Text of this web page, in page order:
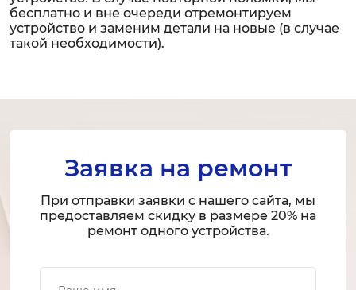
бесплатно и вне очереди отремонтируем
устройство и заменим детали на новые (в случае
такой необходимости).
Заявка на ремонт
При отправки заявки с нашего сайта, мы
предоставляем скидку в размере 20% на
ремонт одного устройства.
Ваше имя